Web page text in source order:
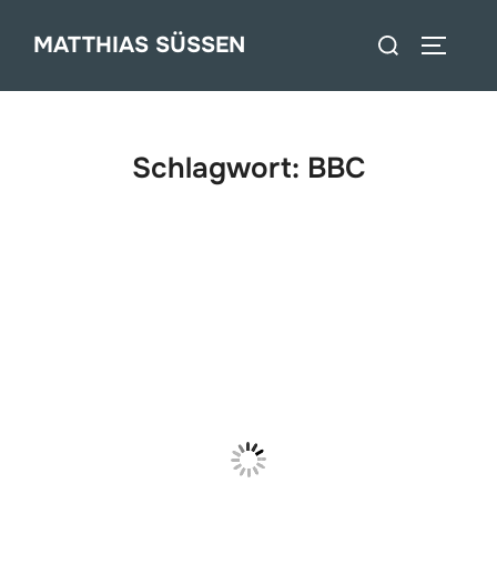
InhaltMATTHIAS SÜSSEN
Suchen
Schlagwort: BBC